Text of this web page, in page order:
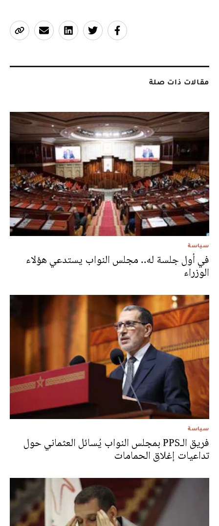
مقالات ذات صلة
سياسة
في أول جلسة له.. مجلس النواب يستدعي هؤلاء
الوزراء
سياسة
فريق الـPPS بمجلس النواب يُسائل العثماني حول
تداعيات إغلاق الحمامات